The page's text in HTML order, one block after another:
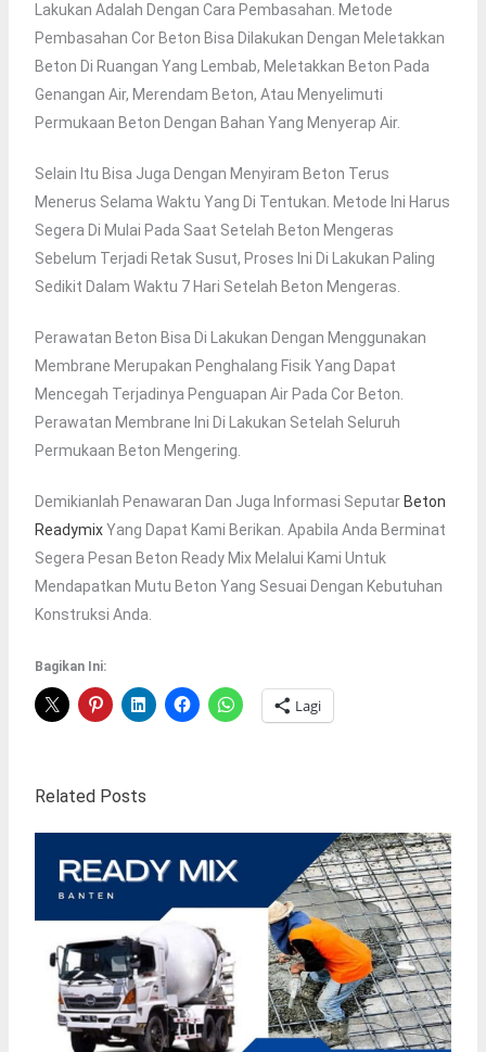
Lakukan Adalah Dengan Cara Pembasahan. Metode
Pembasahan Cor Beton Bisa Dilakukan Dengan Meletakkan
Beton Di Ruangan Yang Lembab, Meletakkan Beton Pada
Genangan Air, Merendam Beton, Atau Menyelimuti
Permukaan Beton Dengan Bahan Yang Menyerap Air.
Selain Itu Bisa Juga Dengan Menyiram Beton Terus
Menerus Selama Waktu Yang Di Tentukan. Metode Ini Harus
Segera Di Mulai Pada Saat Setelah Beton Mengeras
Sebelum Terjadi Retak Susut, Proses Ini Di Lakukan Paling
Sedikit Dalam Waktu 7 Hari Setelah Beton Mengeras.
Perawatan Beton Bisa Di Lakukan Dengan Menggunakan
Membrane Merupakan Penghalang Fisik Yang Dapat
Mencegah Terjadinya Penguapan Air Pada Cor Beton.
Perawatan Membrane Ini Di Lakukan Setelah Seluruh
Permukaan Beton Mengering.
Demikianlah Penawaran Dan Juga Informasi Seputar Beton
ReadymixYang Dapat Kami Berikan. Apabila Anda Berminat
Segera Pesan Beton Ready Mix Melalui Kami Untuk
Mendapatkan Mutu Beton Yang Sesuai Dengan Kebutuhan
Konstruksi Anda.
Bagikan Ini:
Lagi
Related Posts